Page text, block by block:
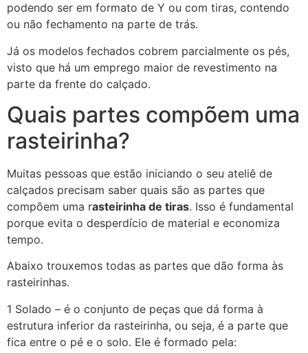
podendo ser em formato de Y ou com tiras, contendo
ou não fechamento na parte de trás.
Já os modelos fechados cobrem parcialmente os pés,
visto que há um emprego maior de revestimento na
parte da frente do calçado.
Quais partes compõem uma
rasteirinha?
Muitas pessoas que estão iniciando o seu ateliê de
calçados precisam saber quais são as partes que
compõem uma rasteirinha de tiras. Isso é fundamental
porque evita o desperdício de material e economiza
tempo.
Abaixo trouxemos todas as partes que dão forma às
rasteirinhas.
1 Solado – é o conjunto de peças que dá forma à
estrutura inferior da rasteirinha, ou seja, é a parte que
fica entre o pé e o solo. Ele é formado pela: